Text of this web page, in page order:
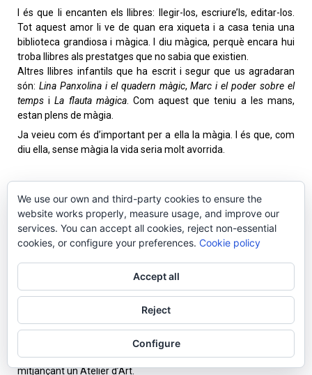
I és que li encanten els llibres: llegir-los, escriure’ls, editar-los.
Tot aquest amor li ve de quan era xiqueta i a casa tenia una
biblioteca grandiosa i màgica. I diu màgica, perquè encara hui
troba llibres als prestatges que no sabia que existien.
Altres llibres infantils que ha escrit i segur que us agradaran
són: Lina Panxolina i el quadern màgic,Marc i el poder sobre el
temps iLa flauta màgica. Com aquest que teniu a les mans,
estan plens de màgia.
Ja veieu com és d’important per a ella la màgia. I és que, com
diu ella, sense màgia la vida seria molt avorrida.
María José Ruzafa «Laruzafa»es defineix com a il·lustradora
d’instants fugaços. Li encanten els xicotets detalls que guarden
en l’interior un missatge; xicotets gestos que expliquen una
Ella mateixa afirma que té la sort de poder dibuixar les històries
que li confien escriptors apassionats i valents.
També es diverteix il·lustrant tot allò que es posa al meu abast:
teles, pàgines webs, tendes senceres…
Una part del seu cor es troba en una escola a Castalla, on
acompanya els xiquets en el seu camí artístic i expressiu
mitjançant un Atelier d’Art.
We use our own and third-party cookies to ensure the
website works properly, measure usage, and improve our
services. You can accept all cookies, reject non-essential
cookies, or configure your preferences. Cookie policy
Accept all
Reject
Configure